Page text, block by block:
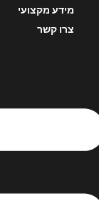
מידע מקצועי
צרו קשר